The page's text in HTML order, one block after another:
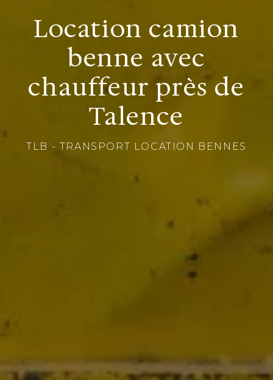
Location camion
benne avec
chauffeur près de
Talence
TLB - TRANSPORT LOCATION BENNES